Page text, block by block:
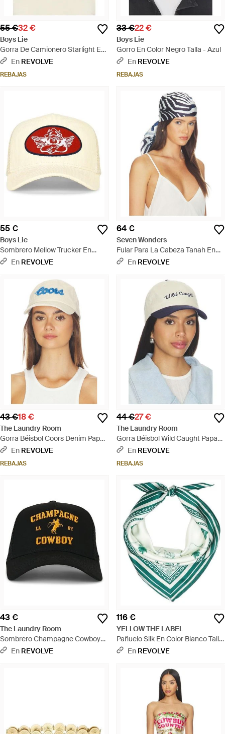
55 €32 €
Boys Lie
Gorra De Camionero Starlight En
Color Rojo Talla - Rojo
En REVOLVE
REBAJAS
33 €22 €
Boys Lie
Gorro En Color Negro Talla - Azul
En REVOLVE
REBAJAS
55 €
Boys Lie
Sombrero Mellow Trucker En
Color Amarillo Talla - Rojo
En REVOLVE
64 €
Seven Wonders
Fular Para La Cabeza Tanah En
Color Negro, Blanco Talla
En REVOLVE
43 €18 €
The Laundry Room
Gorra Béisbol Coors Denim Papa
Cap En Color Crema Talla - Azul
En REVOLVE
REBAJAS
44 €27 €
The Laundry Room
Gorra Béisbol Wild Caught Papa
Cap En Color Blanco Talla - Azul
En REVOLVE
REBAJAS
43 €
The Laundry Room
Sombrero Champagne Cowboy
Trucker En Color Negro Talla -
En REVOLVE
116 €
YELLOW THE LABEL
Pañuelo Silk En Color Blanco Talla
- Verde
En REVOLVE